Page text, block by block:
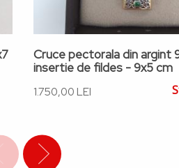
Cruce pectorala din argint
insertie de fildes - 9x5 cm
1.750,00 LEI